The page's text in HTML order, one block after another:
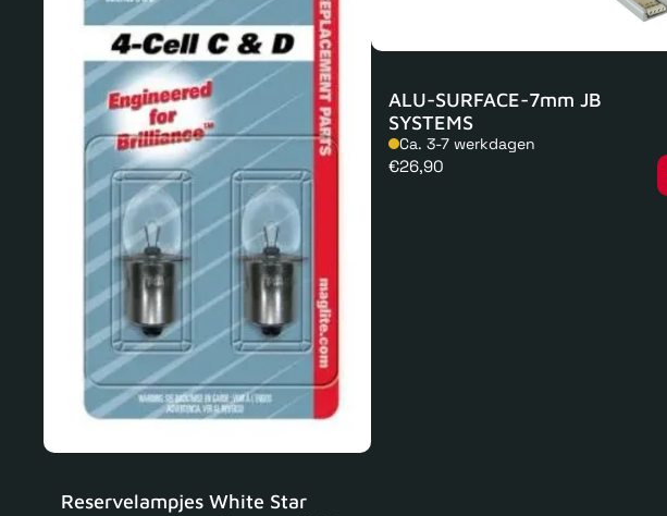
Reservelampjes White Star
ALU-SURFACE-7mm JB
SYSTEMS
Ca. 3-7 werkdagen
Normale
€26,90